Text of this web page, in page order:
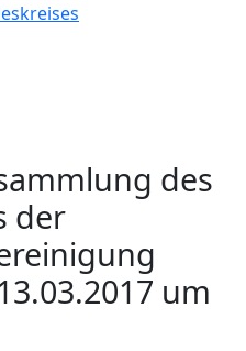
des
der
um